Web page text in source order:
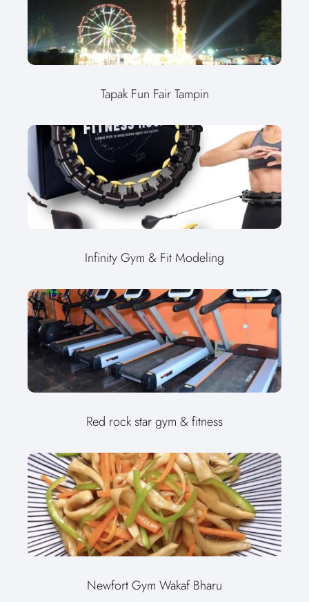
Tapak Fun Fair Tampin
Infinity Gym & Fit Modeling
Red rock star gym & fitness
Newfort Gym Wakaf Bharu